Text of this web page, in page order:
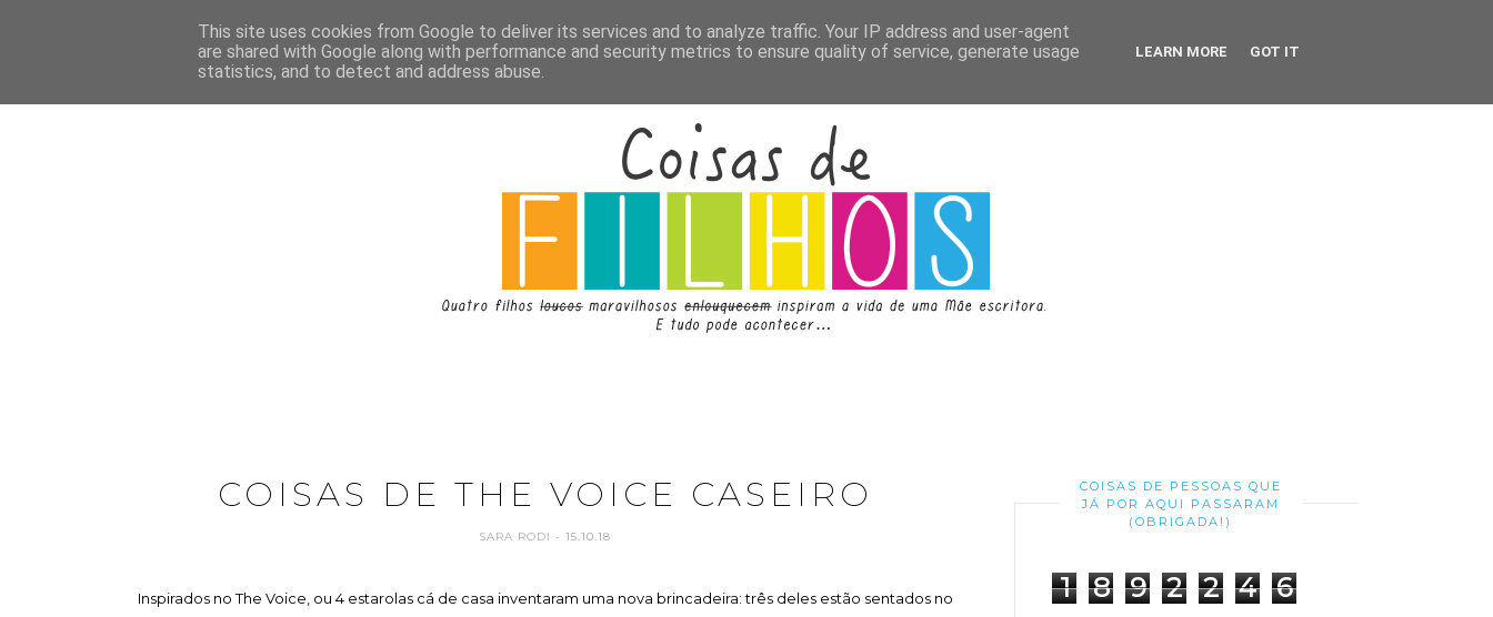
COISAS DE THE VOICE CASEIRO
SARA RODI - 15.10.18
Inspirados no The Voice, ou 4 estarolas cá de casa inventaram uma nova brincadeira: três deles estão sentados no
COISAS DE PESSOAS QUE
JÁ POR AQUI PASSARAM
(OBRIGADA!)
1 8 9 2 2 4 6
This site uses cookies from Google to deliver its services and to analyze traffic. Your IP address and user-agent
are shared with Google along with performance and security metrics to ensure quality of service, generate usage
statistics, and to detect and address abuse.
LEARN MORE GOT IT